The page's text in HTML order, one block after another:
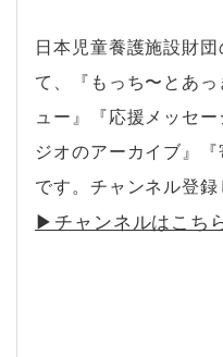
日本児童養護施設財
て、『もっち〜とあ
ュー』『応援メッセ
ジオのアーカイブ』
です。チャンネル登録
▶︎チャンネルはこち